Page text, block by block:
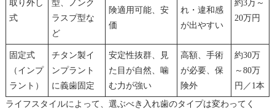
取り外し
式
型、ノンク
ラスプ型な
ど
険適用可能、安
価
れ・違和感
が出やすい
約3万～
20万円
固定式
（インプ
ラント）
チタン製イ
ンプラント
に義歯固定
安定性抜群、見
た目が自然、噛
む力が強い
高額、手術
が必要、保
険外
約30万
～80万
円／1本
ライフスタイルによって、選ぶべき入れ歯のタイプは変わってく